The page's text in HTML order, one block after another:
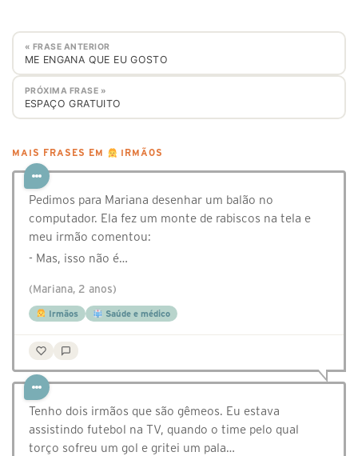
« FRASE ANTERIOR
ME ENGANA QUE EU GOSTO
PRÓXIMA FRASE »
ESPAÇO GRATUITO
MAIS FRASES EM IRMÃOS
Pedimos para Mariana desenhar um balão no
computador. Ela fez um monte de rabiscos na tela e
meu irmão comentou:
- Mas, isso não é…
(Mariana, 2 anos)
Irmãos Saúde e médico
Tenho dois irmãos que são gêmeos. Eu estava
assistindo futebol na TV, quando o time pelo qual
torço sofreu um gol e gritei um pala…